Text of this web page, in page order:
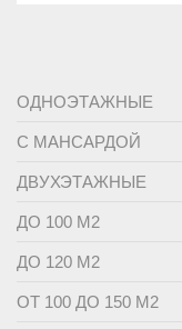
ОДНОЭТАЖНЫЕ
С МАНСАРДОЙ
ДВУХЭТАЖНЫЕ
ДО 100 М2
ДО 120 М2
ОТ 100 ДО 150 М2